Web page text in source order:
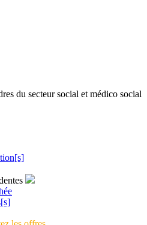
du secteur social et médico social